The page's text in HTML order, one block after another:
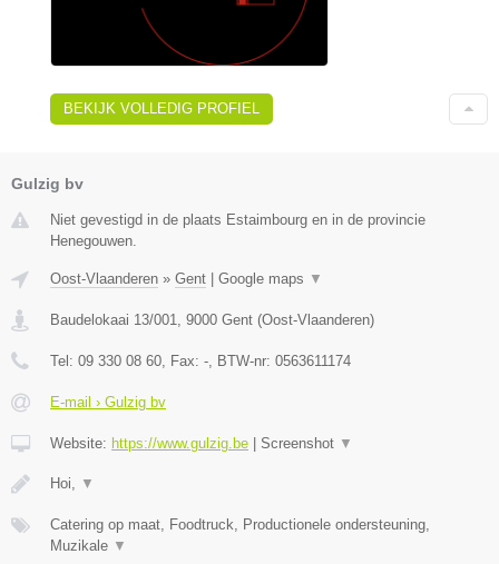
BEKIJK VOLLEDIG PROFIEL
Gulzig bv
Niet gevestigd in de plaats Estaimbourg en in de provincie
Henegouwen.
Oost-Vlaanderen » Gent Google maps ▼
Baudelokaai 13/001 9000 Gent (Oost-Vlaanderen)
Tel: 09 330 08 60 , Fax: - , BTW-nr: 0563611174
E-mail › Gulzig bv
Website: https://www.gulzig.be Screenshot ▼
Hoi, ▼
Catering op maat, Foodtruck, Productionele ondersteuning,
Muzikale ▼